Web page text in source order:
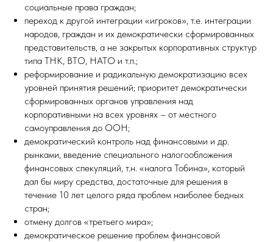
социальные права граждан;
переход к другой интеграции «игроков», т.е. интеграции
народов, граждан и их демократически сформированных
представительств, а не закрытых корпоративных структур
типа ТНК, ВТО, НАТО и т.п.;
реформирование и радикальную демократизацию всех
уровней принятия решений; приоритет демократически
сформированных органов управления над
корпоративными на всех уровнях – от местного
самоуправления до ООН;
демократический контроль над финансовыми и др.
рынками, введение специального налогообложения
финансовых спекуляций, т.н. «налога Тобина», который
дал бы миру средства, достаточные для решения в
течение 10 лет целого ряда проблем наиболее бедных
стран;
отмену долгов «третьего мира»;
демократическое решение проблем финансовой